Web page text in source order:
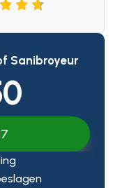
Sanibroyeur